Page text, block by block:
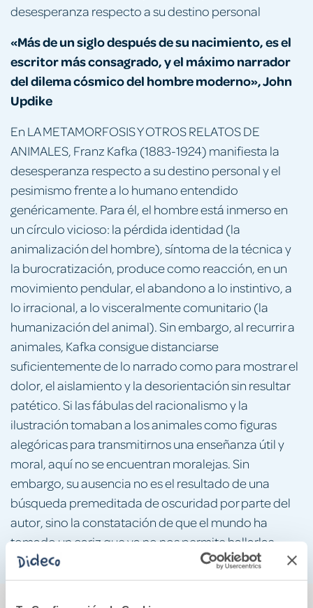
desesperanza respecto a su destino personal
«Más de un siglo después de su nacimiento, es el
escritor más consagrado, y el máximo narrador
del dilema cósmico del hombre moderno», John
Updike
En LA METAMORFOSIS Y OTROS RELATOS DE
ANIMALES, Franz Kafka (1883-1924) manifiesta la
desesperanza respecto a su destino personal y el
pesimismo frente a lo humano entendido
genéricamente. Para él, el hombre está inmerso en
un círculo vicioso: la pérdida identidad (la
animalización del hombre), síntoma de la técnica y
la burocratización, produce como reacción, en un
movimiento pendular, el abandono a lo instintivo, a
lo irracional, a lo visceralmente comunitario (la
humanización del animal). Sin embargo, al recurrir a
animales, Kafka consigue distanciarse
suficientemente de lo narrado como para mostrar el
dolor, el aislamiento y la desorientación sin resultar
patético. Si las fábulas del racionalismo y la
ilustración tomaban a los animales como figuras
alegóricas para transmitirnos una enseñanza útil y
moral, aquí no se encuentran moralejas. Sin
embargo, su ausencia no es el resultado de una
búsqueda premeditada de oscuridad por parte del
autor, sino la constatación de que el mundo ha
tomado un cariz que ya no nos permite hallarlas.
También podría gustarte...